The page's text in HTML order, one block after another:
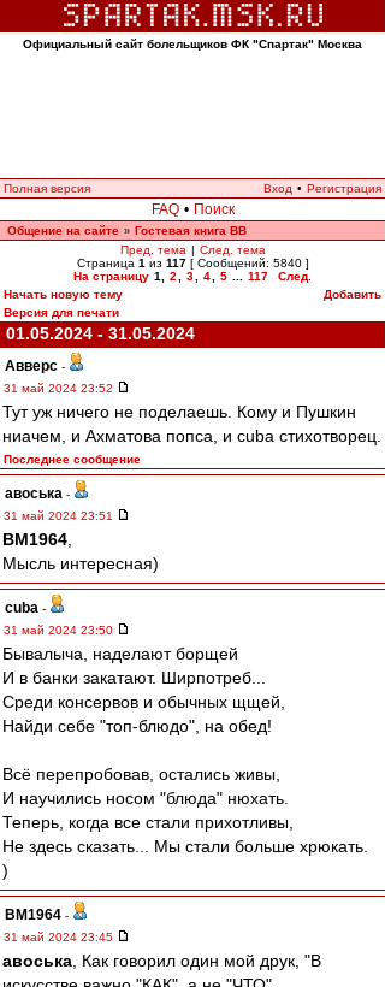
Официальный сайт болельщиков ФК "Спартак" Москва
Полная версия Вход • Регистрация
FAQ • Поиск
Общение на сайте » Гостевая книга ВВ
Пред. тема | След. тема
Страница 1 из 117[ Сообщений: 5840 ]
На страницу 1 2 3 4 5 117
След.
Начать новую тему
Добавить
Версия для печати
01.05.2024 - 31.05.2024
Авверс -
31 май 2024 23:52
Тут уж ничего не поделаешь. Кому и Пушкин
ниачем, и Ахматова попса, и cuba стихотворец.
Последнее сообщение
авоська -
31 май 2024 23:51
BM1964
Мысль интересная)
cuba -
31 май 2024 23:50
Бывалыча, наделают борщей
И в банки закатают. Ширпотреб...
Среди консервов и обычных щщей,
Найди себе "топ-блюдо", на обед!
Всё перепробовав, остались живы,
И научились носом "блюда" нюхать.
Теперь, когда все стали прихотливы,
Не здесь сказать... Мы стали больше хрюкать.
)
BM1964 -
31 май 2024 23:45
авоська , Как говорил один мой друк, "В